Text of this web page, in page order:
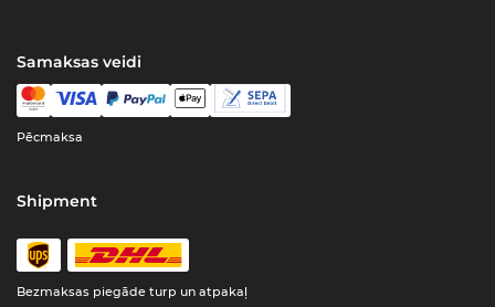
Samaksas veidi
Pēcmaksa
Shipment
Bezmaksas piegāde turp un atpakaļ